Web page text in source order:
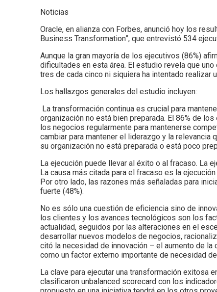
Noticias
Oracle, en alianza con Forbes, anunció hoy los
Business Transformation”, que entrevistó 534
Aunque la gran mayoría de los ejecutivos (86%)
dificultades en esta área. El estudio revela que
tres de cada cinco ni siquiera ha intentado realizar
Los hallazgos generales del estudio incluyen:
La transformación continua es crucial para
organización no está bien preparada. El 86% de
los negocios regularmente para mantenerse
cambiar para mantener el liderazgo y la relevancia
su organización no está preparada o está poco
La ejecución puede llevar al éxito o al fracaso. La
La causa más citada para el fracaso es la
Por otro lado, las razones más señaladas para
fuerte (48%).
No es sólo una cuestión de eficiencia sino de
los clientes y los avances tecnológicos son los
actualidad, seguidos por las alteraciones en el
desarrollar nuevos modelos de negocios,
citó la necesidad de innovación – el aumento de
como un factor externo importante de necesidad
La clave para ejecutar una transformación exitosa
clasificaron unbalanced scorecard con los